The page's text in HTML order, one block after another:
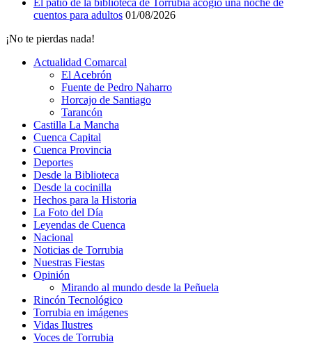
cuentos para adultos 01/08/2026
¡No te pierdas nada!
Actualidad Comarcal
El Acebrón
Fuente de Pedro Naharro
Horcajo de Santiago
Tarancón
Castilla La Mancha
Cuenca Capital
Cuenca Provincia
Deportes
Desde la Biblioteca
Desde la cocinilla
Hechos para la Historia
La Foto del Día
Leyendas de Cuenca
Nacional
Noticias de Torrubia
Nuestras Fiestas
Opinión
Mirando al mundo desde la Peñuela
Rincón Tecnológico
Torrubia en imágenes
Vidas Ilustres
Voces de Torrubia